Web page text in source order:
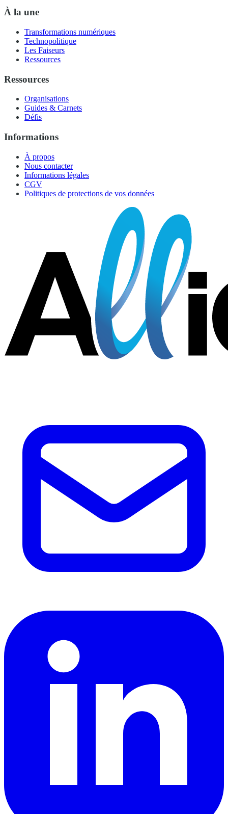
À la une
Transformations numériques
Technopolitique
Les Faiseurs
Ressources
Ressources
Organisations
Guides & Carnets
Défis
Informations
À propos
Nous contacter
Informations légales
CGV
Politiques de protections de vos données